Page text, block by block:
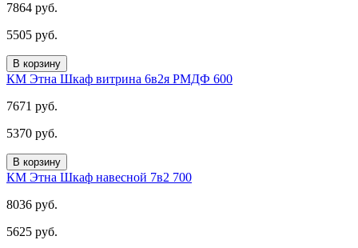
7864 руб.
5505 руб.
В корзину
КМ Этна Шкаф витрина 6в2я РМДФ 600
7671 руб.
5370 руб.
В корзину
КМ Этна Шкаф навесной 7в2 700
8036 руб.
5625 руб.